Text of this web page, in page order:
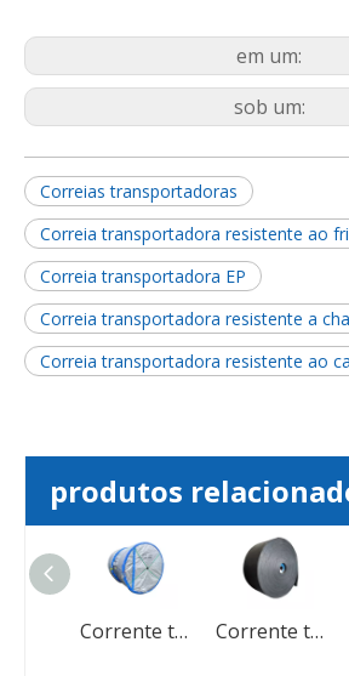
em um:
sob um:
Correias transportadoras
Correia transportadora resistente ao
Correia transportadora EP
Correia transportadora resistente a
Correia transportadora resistente ao
produtos
Corrente transportadora de borracha multi-campicação de abrasão Corrente transportadora de borracha para areia/mina/pedra/triturador/carvão